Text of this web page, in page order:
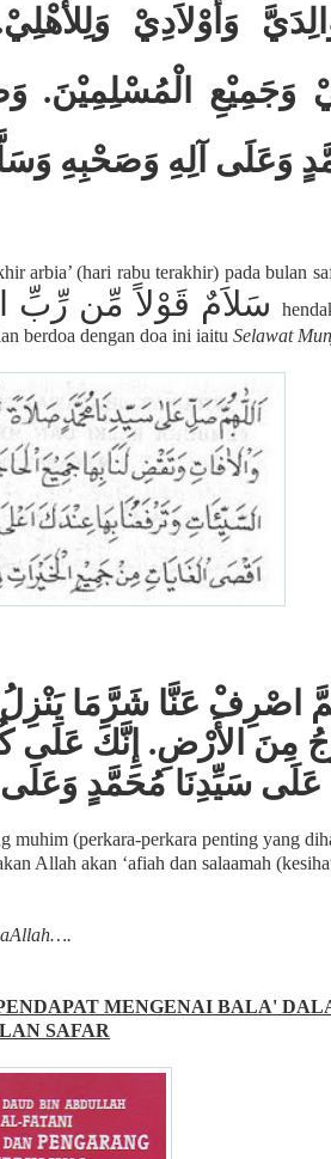
وَأَوْلاَدِيْ
وَجَمِيْعِ الْمُسْلِمِيْنَ.
وَعَلَى آلِهِ وَصَحْبِهِ
arbia’ (hari rabu terakhir) pada bulan
سَلاَمٌ قَوْلاً مِّن رِّبِّ
berdoa dengan doa ini iaituSelawat
اصْرِفْ عَنَّا شَرَّمَا
مِنَ الأَرْضِ. إِنَّكَ
عَلَى سَيِّدِنَا مُحَمَّدٍ
muhim (perkara-perkara penting yang
Allah akan ‘afiah dan salaamah
MENGENAI BALA'
SAFAR